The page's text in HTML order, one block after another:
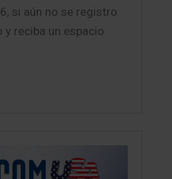
si aún no se registro
reciba un espacio